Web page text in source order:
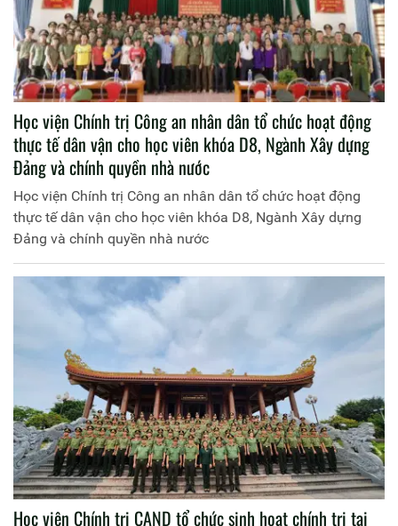
Học viện Chính trị Công an nhân dân tổ chức hoạt động
thực tế dân vận cho học viên khóa D8, Ngành Xây dựng
Đảng và chính quyền nhà nước
Học viện Chính trị Công an nhân dân tổ chức hoạt động
thực tế dân vận cho học viên khóa D8, Ngành Xây dựng
Đảng và chính quyền nhà nước
Học viện Chính trị CAND tổ chức sinh hoạt chính trị tại